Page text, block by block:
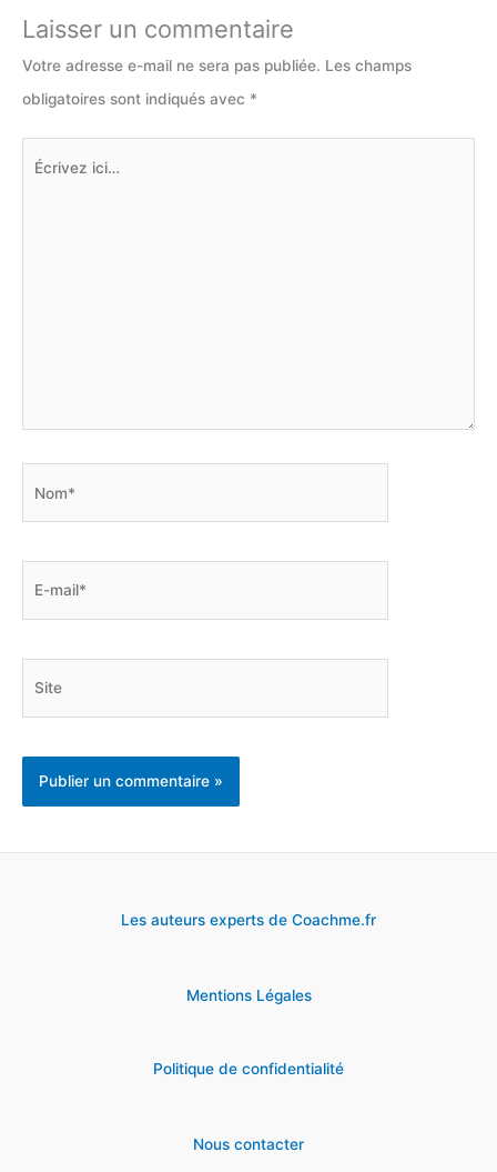
Laisser un commentaire
Votre adresse e-mail ne sera pas publiée. Les champs
obligatoires sont indiqués avec *
Les auteurs experts de Coachme.fr
Mentions Légales
Politique de confidentialité
Nous contacter